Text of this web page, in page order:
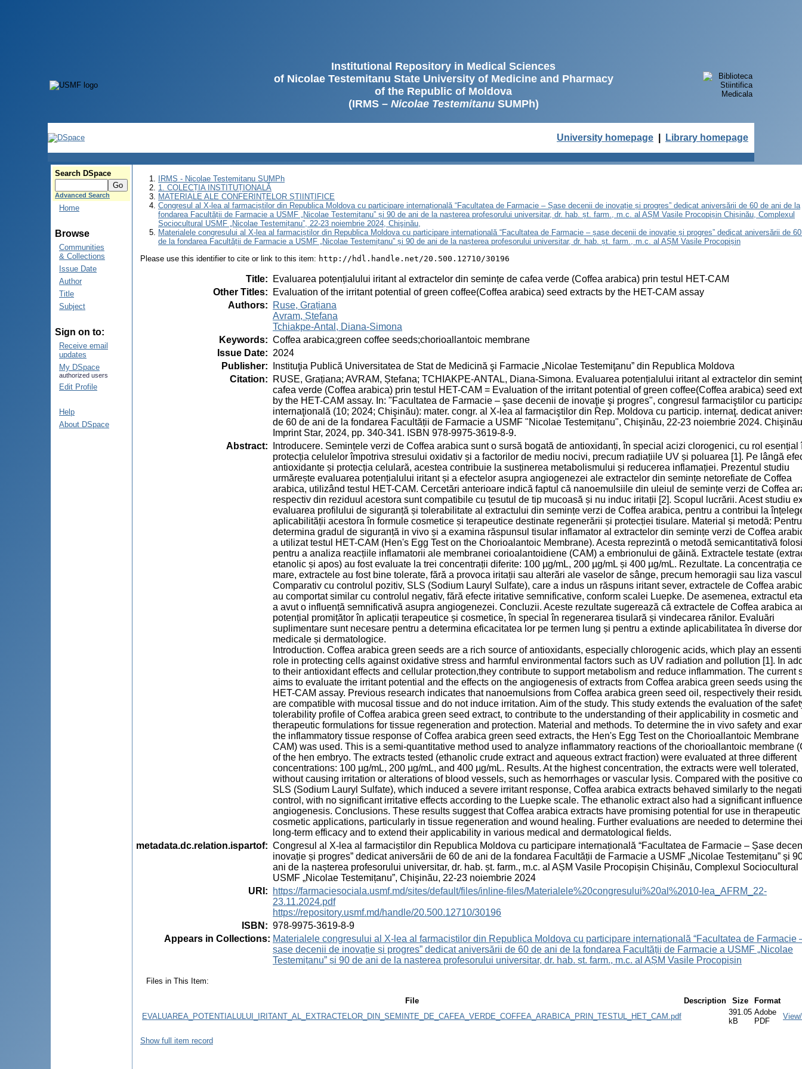
Institutional Repository in Medical Sciences
of Nicolae Testemitanu State University of Medicine and Pharmacy
of the Republic of Moldova
(IRMS – Nicolae TestemitanuSUMPh)
University homepage Library homepage
Search DSpace
Advanced Search
Home
Browse
Communities
& Collections
Issue Date
Author
Title
Subject
Sign on to:
Receive email
updates
My DSpace
authorized users
Edit Profile
Help
About DSpace
IRMS - Nicolae Testemitanu SUMPh
1. COLECȚIA INSTITUȚIONALĂ
MATERIALE ALE CONFERINȚELOR ȘTIINȚIFICE
Congresul al X-lea al farmaciștilor din Republica Moldova cu participare internațională “Facultatea de Farmacie – Șase decenii de inovație și progres” dedicat aniversării de 60 de ani de la
fondarea Facultății de Farmacie a USMF „Nicolae Testemițanu” și 90 de ani de la nașterea profesorului universitar, dr. hab. șt. farm., m.c. al AȘM Vasile Procopișin Chișinău, Complexul
Sociocultural USMF „Nicolae Testemițanu”, 22-23 noiembrie 2024, Chişinău,
Materialele congresului al X-lea al farmaciștilor din Republica Moldova cu participare internațională “Facultatea de Farmacie – șase decenii de inovație și progres” dedicat aniversării de
de la fondarea Facultății de Farmacie a USMF „Nicolae Testemițanu” și 90 de ani de la nașterea profesorului universitar, dr. hab. șt. farm., m.c. al AȘM Vasile Procopișin
Please use this identifier to cite or link to this item: http://hdl.handle.net/20.500.12710/30196
Title:
Evaluarea potențialului iritant al extractelor din semințe de cafea verde (Coffea arabica) prin testul HET-CAM
Other Titles:
Evaluation of the irritant potential of green coffee(Coffea arabica) seed extracts by the HET-CAM assay
Authors:
Ruse, Grațiana
Avram, Ștefana
Tchiakpe-Antal, Diana-Simona
Keywords: Coffea arabica;green coffee seeds;chorioallantoic membrane
Issue Date: 2024
Publisher:
Instituţia Publică Universitatea de Stat de Medicină şi Farmacie „Nicolae Testemiţanu” din Republica Moldova
Citation:
RUSE, Grațiana; AVRAM, Ștefana; TCHIAKPE-ANTAL, Diana-Simona. Evaluarea potențialului iritant al extractelor din
cafea verde (Coffea arabica) prin testul HET-CAM = Evaluation of the irritant potential of green coffee(Coffea arabica) seed
by the HET-CAM assay. In: "Facultatea de Farmacie – şase decenii de inovaţie şi progres", congresul farmaciştilor cu
internaţională (10; 2024; Chişinău): mater. congr. al X-lea al farmaciştilor din Rep. Moldova cu particip. internaţ. dedicat
de 60 de ani de la fondarea Facultății de Farmacie a USMF "Nicolae Testemițanu", Chişinău, 22-23 noiembrie 2024.
Imprint Star, 2024, pp. 340-341. ISBN 978-9975-3619-8-9.
Abstract:
Introducere. Semințele verzi de Coffea arabica sunt o sursă bogată de antioxidanți, în special acizi clorogenici, cu rol esențial
protecția celulelor împotriva stresului oxidativ și a factorilor de mediu nocivi, precum radiațiile UV și poluarea [1]. Pe lângă
antioxidante și protecția celulară, acestea contribuie la susținerea metabolismului și reducerea inflamației. Prezentul studiu
urmărește evaluarea potențialului iritant și a efectelor asupra angiogenezei ale extractelor din semințe netorefiate de Coffea
arabica, utilizând testul HET-CAM. Cercetări anterioare indică faptul că nanoemulsiile din uleiul de semințe verzi de Coffea
respectiv din reziduul acestora sunt compatibile cu țesutul de tip mucoasă și nu induc iritații [2]. Scopul lucrării. Acest studiu
evaluarea profilului de siguranță și tolerabilitate al extractului din semințe verzi de Coffea arabica, pentru a contribui la
aplicabilității acestora în formule cosmetice și terapeutice destinate regenerării și protecției tisulare. Material și metodă:
determina gradul de siguranță in vivo și a examina răspunsul tisular inflamator al extractelor din semințe verzi de Coffea
a utilizat testul HET-CAM (Hen's Egg Test on the Chorioalantoic Membrane). Acesta reprezintă o metodă semicantitativă
pentru a analiza reacțiile inflamatorii ale membranei corioalantoidiene (CAM) a embrionului de găină. Extractele testate
etanolic și apos) au fost evaluate la trei concentrații diferite: 100 µg/mL, 200 µg/mL și 400 µg/mL. Rezultate. La concentrația
mare, extractele au fost bine tolerate, fără a provoca iritații sau alterări ale vaselor de sânge, precum hemoragii sau liza
Comparativ cu controlul pozitiv, SLS (Sodium Lauryl Sulfate), care a indus un răspuns iritant sever, extractele de Coffea
au comportat similar cu controlul negativ, fără efecte iritative semnificative, conform scalei Luepke. De asemenea, extractul
a avut o influență semnificativă asupra angiogenezei. Concluzii. Aceste rezultate sugerează că extractele de Coffea arabica
potențial promițător în aplicații terapeutice și cosmetice, în special în regenerarea tisulară și vindecarea rănilor. Evaluări
suplimentare sunt necesare pentru a determina eficacitatea lor pe termen lung și pentru a extinde aplicabilitatea în diverse
medicale și dermatologice.
Introduction. Coffea arabica green seeds are a rich source of antioxidants, especially chlorogenic acids, which play an
role in protecting cells against oxidative stress and harmful environmental factors such as UV radiation and pollution [1]. In
to their antioxidant effects and cellular protection,they contribute to support metabolism and reduce inflammation. The current
aims to evaluate the irritant potential and the effects on the angiogenesis of extracts from Coffea arabica green seeds using
HET-CAM assay. Previous research indicates that nanoemulsions from Coffea arabica green seed oil, respectively their
are compatible with mucosal tissue and do not induce irritation. Aim of the study. This study extends the evaluation of the
tolerability profile of Coffea arabica green seed extract, to contribute to the understanding of their applicability in cosmetic and
therapeutic formulations for tissue regeneration and protection. Material and methods. To determine the in vivo safety and
the inflammatory tissue response of Coffea arabica green seed extracts, the Hen's Egg Test on the Chorioallantoic Membrane
CAM) was used. This is a semi-quantitative method used to analyze inflammatory reactions of the chorioallantoic membrane
of the hen embryo. The extracts tested (ethanolic crude extract and aqueous extract fraction) were evaluated at three different
concentrations: 100 µg/mL, 200 µg/mL, and 400 µg/mL. Results. At the highest concentration, the extracts were well tolerated,
without causing irritation or alterations of blood vessels, such as hemorrhages or vascular lysis. Compared with the positive
SLS (Sodium Lauryl Sulfate), which induced a severe irritant response, Coffea arabica extracts behaved similarly to the
control, with no significant irritative effects according to the Luepke scale. The ethanolic extract also had a significant
angiogenesis. Conclusions. These results suggest that Coffea arabica extracts have promising potential for use in
cosmetic applications, particularly in tissue regeneration and wound healing. Further evaluations are needed to determine
long-term efficacy and to extend their applicability in various medical and dermatological fields.
metadata.dc.relation.ispartof: Congresul al X-lea al farmaciștilor din Republica Moldova cu participare internațională “Facultatea de Farmacie – Șase
inovație și progres” dedicat aniversării de 60 de ani de la fondarea Facultății de Farmacie a USMF „Nicolae Testemițanu” și
ani de la nașterea profesorului universitar, dr. hab. șt. farm., m.c. al AȘM Vasile Procopișin Chișinău, Complexul Sociocultural
USMF „Nicolae Testemițanu”, Chişinău, 22-23 noiembrie 2024
URI :
https://farmaciesociala.usmf.md/sites/default/files/inline-files/Materialele%20congresului%20al%2010-lea_AFRM_22-
23.11.2024.pdf
https://repository.usmf.md/handle/20.500.12710/30196
ISBN : 978-9975-3619-8-9
Appears in Collections: Materialele congresului al X-lea al farmaciștilor din Republica Moldova cu participare internațională “Facultatea de Farmacie
șase decenii de inovație și progres” dedicat aniversării de 60 de ani de la fondarea Facultății de Farmacie a USMF „Nicolae
Testemițanu” și 90 de ani de la nașterea profesorului universitar, dr. hab. șt. farm., m.c. al AȘM Vasile Procopișin
Files in This Item:
File Description Size
Format
EVALUAREA_POTENTIALULUI_IRITANT_AL_EXTRACTELOR_DIN_SEMINTE_DE_CAFEA_VERDE_COFFEA_ARABICA_PRIN_TESTUL_HET_CAM.pdf
391.05
kB
Adobe
PDF
Show full item record